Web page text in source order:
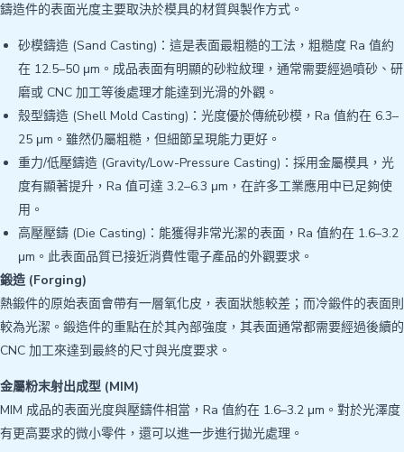
鑄造件的表面光度主要取決於模具的材質與製作方式。
砂模鑄造 (Sand Casting)：這是表面最粗糙的工法，粗糙度 Ra 值約
在 12.5–50 μm。成品表面有明顯的砂粒紋理，通常需要經過噴砂、研
磨或 CNC 加工等後處理才能達到光滑的外觀。
殼型鑄造 (Shell Mold Casting)：光度優於傳統砂模，Ra 值約在 6.3–
25 μm。雖然仍屬粗糙，但細節呈現能力更好。
重力/低壓鑄造 (Gravity/Low-Pressure Casting)：採用金屬模具，光
度有顯著提升，Ra 值可達 3.2–6.3 μm，在許多工業應用中已足夠使
用。
高壓壓鑄 (Die Casting)：能獲得非常光潔的表面，Ra 值約在 1.6–3.2
μm。此表面品質已接近消費性電子產品的外觀要求。
鍛造 (Forging)
熱鍛件的原始表面會帶有一層氧化皮，表面狀態較差；而冷鍛件的表面則
較為光潔。鍛造件的重點在於其內部強度，其表面通常都需要經過後續的
CNC 加工來達到最終的尺寸與光度要求。
金屬粉末射出成型 (MIM)
MIM 成品的表面光度與壓鑄件相當，Ra 值約在 1.6–3.2 μm。對於光澤度
有更高要求的微小零件，還可以進一步進行拋光處理。